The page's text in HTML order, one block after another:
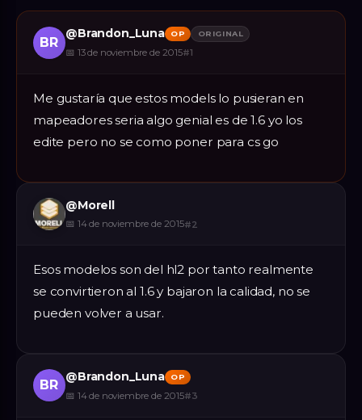
BR
@Brandon_Luna OP ORIGINAL
📅 13 de noviembre de 2015#1
Me gustaría que estos models lo pusieran en
mapeadores seria algo genial es de 1.6 yo los
edite pero no se como poner para cs go
@Morell
📅 14 de noviembre de 2015#2
Esos modelos son del hl2 por tanto realmente
se convirtieron al 1.6 y bajaron la calidad, no se
pueden volver a usar.
BR
@Brandon_Luna OP
📅 14 de noviembre de 2015#3